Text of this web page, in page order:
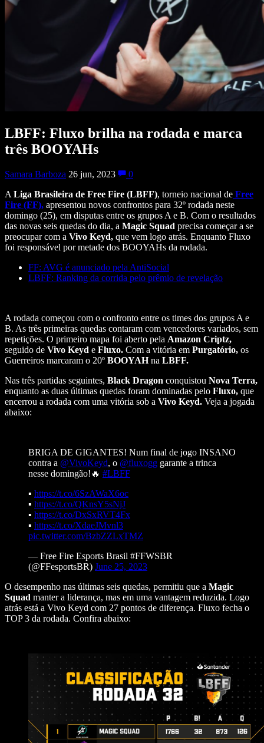
LBFF: Fluxo brilha na rodada e marca
três BOOYAHs
Samara Barboza 26 jun, 2023
0
A Liga Brasileira de Free Fire (LBFF), torneio nacional de Free
Fire (FF), apresentou novos confrontos para 32º rodada neste
domingo (25), em disputas entre os grupos A e B. Com o resultados
das novas seis quedas do dia, a Magic Squad precisa começar a se
preocupar com a Vivo Keyd, que vem logo atrás. Enquanto Fluxo
foi responsável por metade dos BOOYAHs da rodada.
FF: AVG é anunciado pela AntiSocial
LBFF: Ranking da corrida pelo prêmio de revelação
A rodada começou com o confronto entre os times dos grupos A e
B. As três primeiras quedas contaram com vencedores variados, sem
repetições. O primeiro mapa foi aberto pela Amazon Criptz,
seguido de Vivo Keyd e Fluxo. Com a vitória em Purgatório, os
Guerreiros marcaram o 20º BOOYAHna LBFF.
Nas três partidas seguintes, Black Dragon conquistou Nova Terra,
enquanto as duas últimas quedas foram dominadas pelo Fluxo, que
encerrou a rodada com uma vitória sob a Vivo Keyd. Veja a jogada
abaixo:
BRIGA DE GIGANTES! Num final de jogo INSANO
contra a @VivoKeyd, o @fluxogg garante a trinca
nesse domingão!🔥 #LBFF
▪️ https://t.co/6SzAWaX6oc
▪️ https://t.co/QKnsY5sNjJ
▪️ https://t.co/DxSxRVT4Fx
▪️ https://t.co/XdaeJMvnl3
pic.twitter.com/BzbZZLxTMZ
— Free Fire Esports Brasil #FFWSBR
(@FFesportsBR) June 25, 2023
O desempenho nas últimas seis quedas, permitiu que a Magic
Squad manter a liderança, mas em uma vantagem reduzida. Logo
atrás está a Vivo Keyd com 27 pontos de diferença. Fluxo fecha o
TOP 3 da rodada. Confira abaixo: